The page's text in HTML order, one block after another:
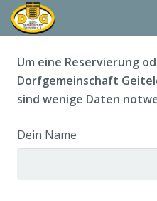
Termine
Dorfgemeinschaft & Co.
Um eine Reservierung
Dorfgemeinschaft
sind wenige Daten
Dein Name